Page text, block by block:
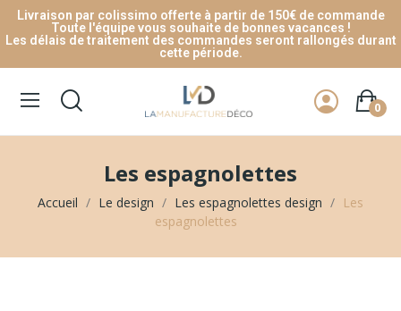
Livraison par colissimo offerte à partir de 150€ de commande
Toute l'équipe vous souhaite de bonnes vacances !
Les délais de traitement des commandes seront rallongés durant
cette période.
0
Les espagnolettes
Accueil Le design Les espagnolettes design
Les
espagnolettes